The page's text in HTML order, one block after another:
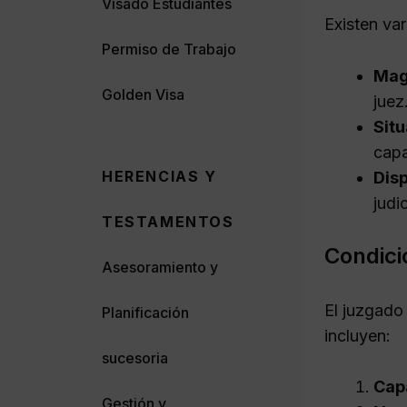
Existen
El
incluyen:
Permiso de Trabajo
Golden Visa
HERENCIAS Y
TESTAMENTOS
Asesoramiento y
Planificación
sucesoria
Gestión y